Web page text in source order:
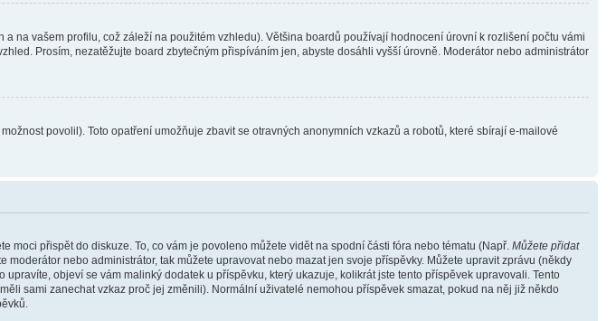
na vašem profilu, což záleží na použitém vzhledu). Většina boardů používají hodnocení úrovní k rozlišení počtu vámi
Prosím, nezatěžujte board zbytečným přispíváním jen, abyste dosáhli vyšší úrovně. Moderátor nebo administrátor
povolil). Toto opatření umožňuje zbavit se otravných anonymních vzkazů a robotů, které sbírají e-mailové
přispět do diskuze. To, co vám je povoleno můžete vidět na spodní části fóra nebo tématu (Např. Můžete přidat
moderátor nebo administrátor, tak můžete upravovat nebo mazat jen svoje příspěvky. Můžete upravit zprávu (někdy
objeví se vám malinký dodatek u příspěvku, který ukazuje, kolikrát jste tento příspěvek upravovali. Tento
sami zanechat vzkaz proč jej změnili). Normální uživatelé nemohou příspěvek smazat, pokud na něj již někdo